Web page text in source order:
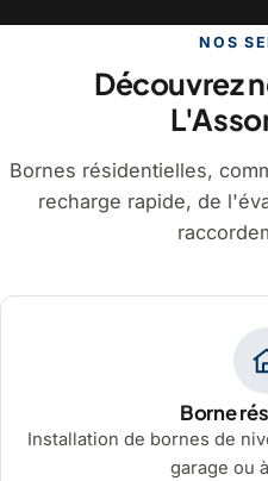
NOS
Découvrez
Bornes résidentielles,
recharge rapide, de
Borne
Installation de bornes de
garage ou